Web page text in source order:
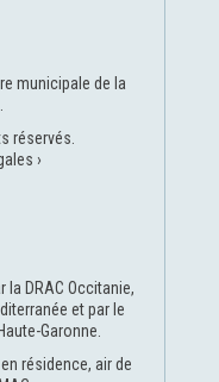
municipale de la
.
réservés.
›
la DRAC Occitanie,
et par le
Garonne.
résidence,air de